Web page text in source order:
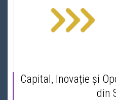
Capital, Inovație și
din